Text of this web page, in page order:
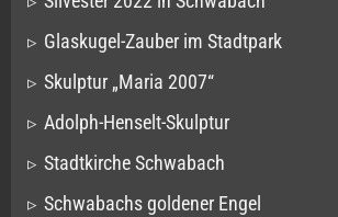
Glaskugel-Zauber im Stadtpark
Skulptur „Maria 2007“
Adolph-Henselt-Skulptur
Stadtkirche Schwabach
Schwabachs goldener Engel